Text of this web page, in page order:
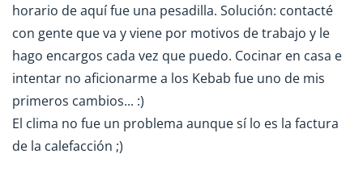
horario de aquí fue una pesadilla. Solución: contacté
con gente que va y viene por motivos de trabajo y le
hago encargos cada vez que puedo. Cocinar en casa e
intentar no aficionarme a los Kebab fue uno de mis
primeros cambios... :)
El clima no fue un problema aunque sí lo es la factura
de la calefacción ;)